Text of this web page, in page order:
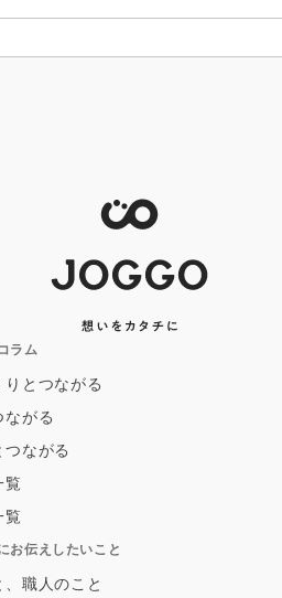
ラム
りとつながる
ながる
つながる
覧
覧
お伝えしたいこと
職人のこと